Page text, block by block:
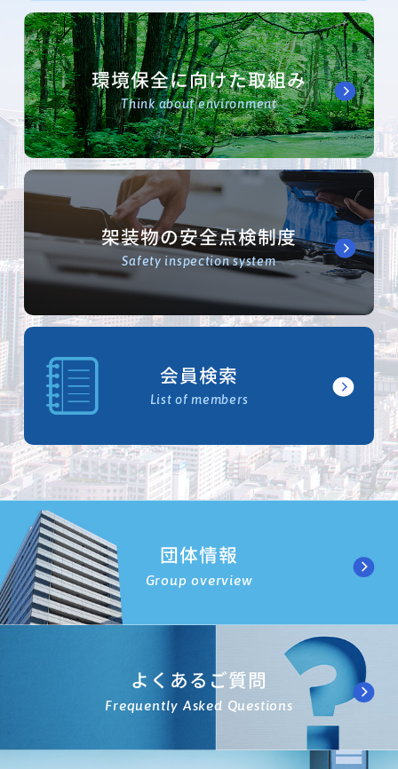
環境保全に向けた取組み
Think about environment
架装物の安全点検制度
Safety inspection system
会員検索
List of members
団体情報
Group overview
よくあるご質問
Frequently Asked Questions